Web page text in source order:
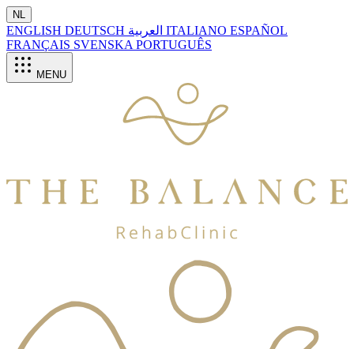
NL
ENGLISH DEUTSCH ITALIANO ESPAÑOL
FRANÇAIS SVENSKA PORTUGUÊS
MENU